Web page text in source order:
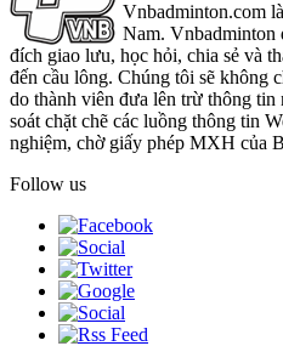
Vnbadminton.com
Nam. Vnbadminton
đích giao lưu, học hỏi, chia sẻ và
đến cầu lông. Chúng tôi sẽ không
do thành viên đưa lên trừ thông
soát chặt chẽ các luồng thông tin
nghiệm, chờ giấy phép MXH của
Follow us